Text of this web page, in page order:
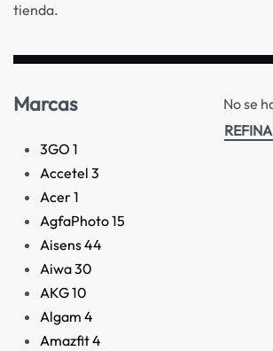
tienda.
Marcas
3GO 1
Accetel 3
Acer1
AgfaPhoto15
Aisens44
Aiwa30
AKG10
Algam 4
Amazfit4
No se